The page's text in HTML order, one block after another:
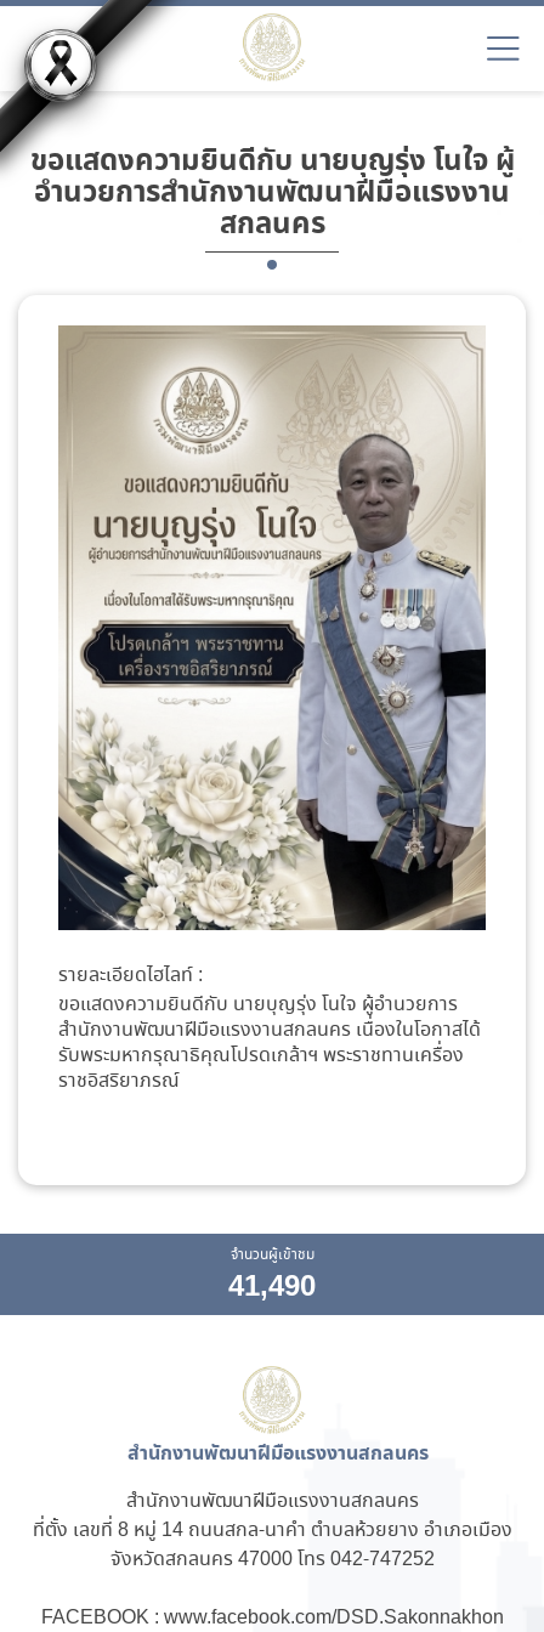
ขอแสดงความยินดีกับ นายบุญรุ่ง โนใจ ผู้
อำนวยการสำนักงานพัฒนาฝีมือแรงงาน
สกลนคร
รายละเอียดไฮไลท์ :
ขอแสดงความยินดีกับ นายบุญรุ่ง โนใจ ผู้อำนวยการ
สำนักงานพัฒนาฝีมือแรงงานสกลนคร เนื่องในโอกาสได้
รับพระมหากรุณาธิคุณโปรดเกล้าฯ พระราชทานเครื่อง
ราชอิสริยาภรณ์
จำนวนผู้เข้าชม
41,490
สำนักงานพัฒนาฝีมือแรงงานสกลนคร
สำนักงานพัฒนาฝีมือแรงงานสกลนคร
ที่ตั้ง เลขที่ 8 หมู่ 14 ถนนสกล-นาคำ ตำบลห้วยยาง อำเภอเมือง
จังหวัดสกลนคร 47000 โทร 042-747252
FACEBOOK : www.facebook.com/DSD.Sakonnakhon